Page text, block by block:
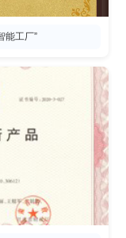
能工厂”